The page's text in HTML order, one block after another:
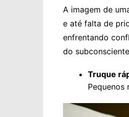
A imagem de
e até falta de
enfrentando
do
Truque
Pequenos